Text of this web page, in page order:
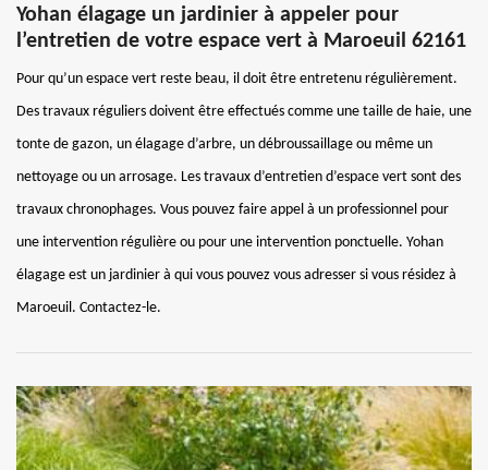
Yohan élagage un jardinier à appeler pour
l’entretien de votre espace vert à Maroeuil 62161
Pour qu’un espace vert reste beau, il doit être entretenu régulièrement.
Des travaux réguliers doivent être effectués comme une taille de haie, une
tonte de gazon, un élagage d’arbre, un débroussaillage ou même un
nettoyage ou un arrosage. Les travaux d’entretien d’espace vert sont des
travaux chronophages. Vous pouvez faire appel à un professionnel pour
une intervention régulière ou pour une intervention ponctuelle. Yohan
élagage est un jardinier à qui vous pouvez vous adresser si vous résidez à
Maroeuil. Contactez-le.